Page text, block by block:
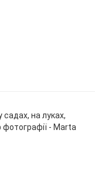
садах, на луках,
фотографії - Marta